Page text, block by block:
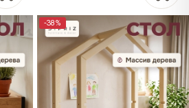
-38%